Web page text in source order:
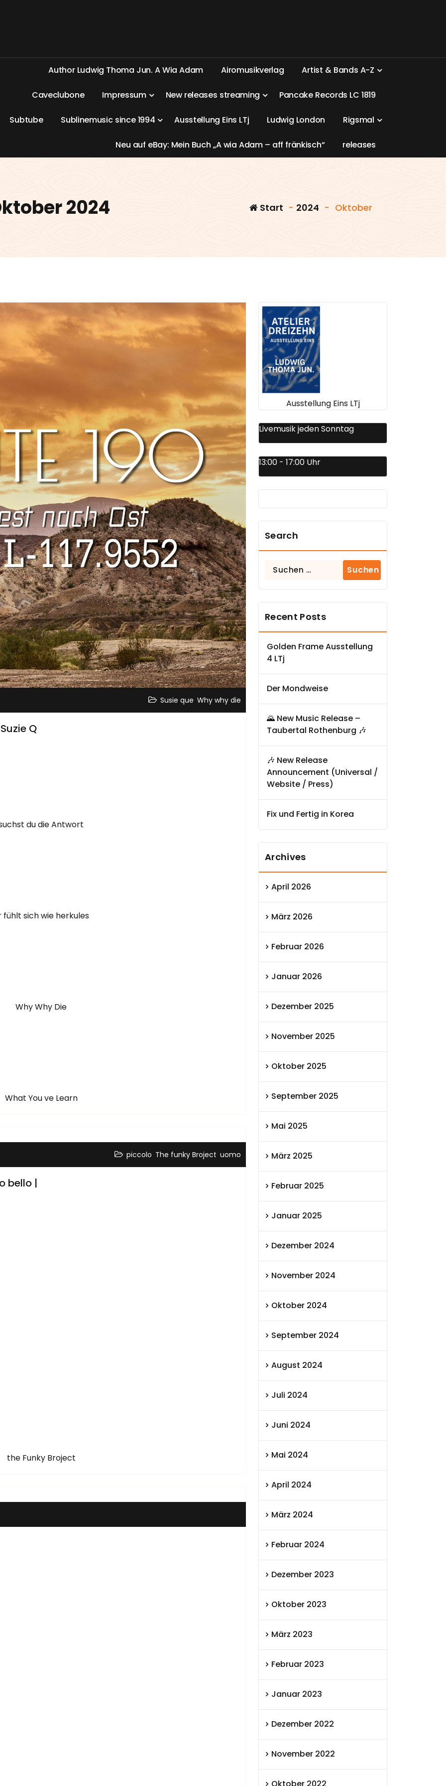
Author Ludwig Thoma Jun. AWia Adam Airomusikverlag Artist & Bands A-Z
Caveclubone Impressum New releases streaming Pancake Records LC 1819
Subtube Sublinemusic since1994 Ausstellung Eins LTj Ludwig London Rigsmal
Neu auf eBay: Mein Buch „Awia Adam – aff fränkisch“ releases
2024 Start - 2024 - Oktober
Susie que Why why die
Q
du die Antwort
fühlt sich wie herkules
Why Why Die
What You ve Learn
piccolo The funky Broject uomo
bello |
the Funky Broject
Ausstellung Eins LTj
Livemusik jeden Sonntag
13:00 - 17:00 Uhr
Search
Suchen
Recent Posts
Golden Frame Ausstellung
4 LTj
Der Mondweise
🌄 New Music Release –
Taubertal Rothenburg 🎶
🎶 New Release
Announcement (Universal /
Website / Press)
Fix und Fertig in Korea
Archives
April 2026
März 2026
Februar 2026
Januar 2026
Dezember 2025
November 2025
Oktober 2025
September 2025
Mai 2025
März 2025
Februar 2025
Januar 2025
Dezember 2024
November 2024
Oktober 2024
September 2024
August 2024
Juli 2024
Juni 2024
Mai 2024
April 2024
März 2024
Februar 2024
Dezember 2023
Oktober 2023
März 2023
Februar 2023
Januar 2023
Dezember 2022
November 2022